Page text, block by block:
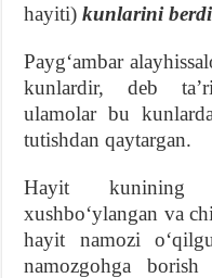
hayiti)kunlarini
Paygʻambar
kunlardir, deb
ulamolar bu
tutishdan qaytargan.
Hayit kunining
xushboʻylangan va
hayit namozi
namozgohga